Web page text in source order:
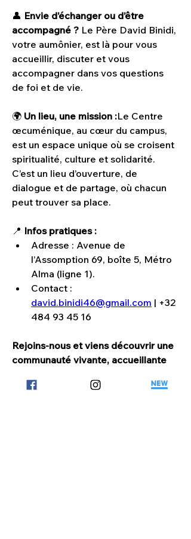
👤 Envie d’échanger ou d’être
accompagné ? Le Père David Binidi,
votre aumônier, est là pour vous
accueillir, discuter et vous
accompagner dans vos questions
de foi et de vie.
🌍 Un lieu, une mission :Le Centre
œcuménique, au cœur du campus,
est un espace unique où se croisent
spiritualité, culture et solidarité.
C’est un lieu d’ouverture, de
dialogue et de partage, où chacun
peut trouver sa place.
📍 Infos pratiques :
Adresse : Avenue de
l’Assomption 69, boîte 5, Métro
Alma (ligne 1).
Contact :
david.binidi46@gmail.com | +32
484 93 45 16
Rejoins-nous et viens découvrir une
communauté vivante, accueillante
#EcclesiAlma
#ÉtudiantsEnsemble